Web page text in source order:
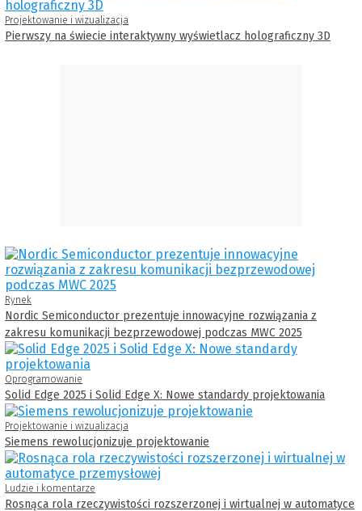
Projektowanie i wizualizacja
Pierwszy na świecie interaktywny wyświetlacz holograficzny 3D
Rynek
Nordic Semiconductor prezentuje innowacyjne rozwiązania z
zakresu komunikacji bezprzewodowej podczas MWC 2025
Oprogramowanie
Solid Edge 2025 i Solid Edge X: Nowe standardy projektowania
Projektowanie i wizualizacja
Siemens rewolucjonizuje projektowanie
Ludzie i komentarze
Rosnąca rola rzeczywistości rozszerzonej i wirtualnej w automatyce